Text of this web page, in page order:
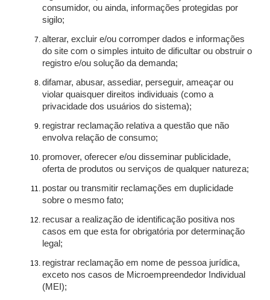
consumidor, ou ainda, informações protegidas por
sigilo;
alterar, excluir e/ou corromper dados e informações
do site com o simples intuito de dificultar ou obstruir o
registro e/ou solução da demanda;
difamar, abusar, assediar, perseguir, ameaçar ou
violar quaisquer direitos individuais (como a
privacidade dos usuários do sistema);
registrar reclamação relativa a questão que não
envolva relação de consumo;
promover, oferecer e/ou disseminar publicidade,
oferta de produtos ou serviços de qualquer natureza;
postar ou transmitir reclamações em duplicidade
sobre o mesmo fato;
recusar a realização de identificação positiva nos
casos em que esta for obrigatória por determinação
legal;
registrar reclamação em nome de pessoa jurídica,
exceto nos casos de Microempreendedor Individual
(MEI);